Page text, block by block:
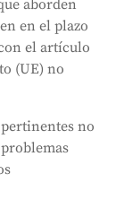
aborden
en el plazo
el artículo
(UE) no
no